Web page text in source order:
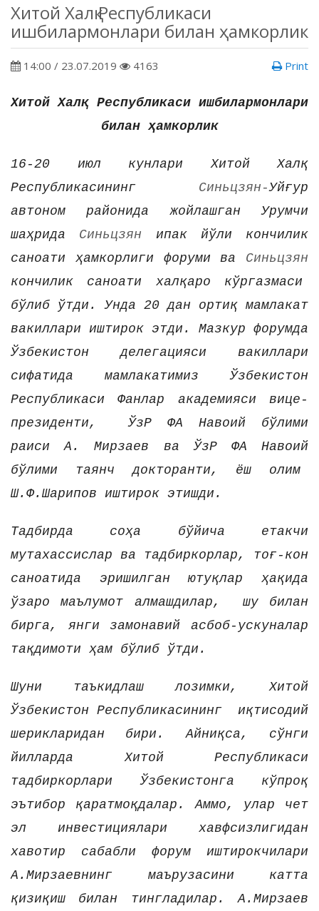
Хитой Халқ Республикаси
ишбилармонлари билан ҳамкорлик
14:00 / 23.07.2019 4163 Print
Хитой Халқ Республикаси ишбилармонлари
билан ҳамкорлик
16-20 июл кунлари Хитой Халқ
Республикасининг Синьцзян-Уйғур
автоном районида жойлашган Урумчи
шаҳрида Синьцзян ипак йўли кончилик
саноати ҳамкорлиги форуми ва Синьцзян
кончилик саноати халқаро кўргазмаси
бўлиб ўтди. Унда 20 дан ортиқ мамлакат
вакиллари иштирок этди.
Мазкур форумда
Ўзбекистон делегацияси вакиллари
сифатида мамлакатимиз Ўзбекистон
Республикаси Фанлар академияси вице-
президенти, ЎзР ФА Навоий бўлими
раиси А. Мирзаев ваЎзР ФА Навоий
бўлими таянчдокторанти, ёш олим
Ш.Ф.Шарипов иштирок этишди.
Тадбирда соҳа бўйича етакчи
мутахассислар ва тадбиркорлар, тоғ-кон
саноатида эришилган ютуқлар ҳақида
ўзаро маълумот алмашдилар, шу билан
бирга, янги замонавий асбоб-ускуналар
тақдимоти ҳам бўлиб ўтди.
Шуни таъкидлаш лозимки, Хитой
Ўзбекистон Республикасининг иқтисодий
шерикларидан бири. Айниқса, сўнги
йилларда Хитой Республикаси
тадбиркорлари Ўзбекистонга кўпроқ
эътибор қаратмоқдалар. Аммо, улар чет
эл инвестициялари хавфсизлигидан
хавотир сабабли форум иштирокчилари
А.Мирзаевнинг маърузасини катта
қизиқиш билан тингладилар. А.Мирзаев